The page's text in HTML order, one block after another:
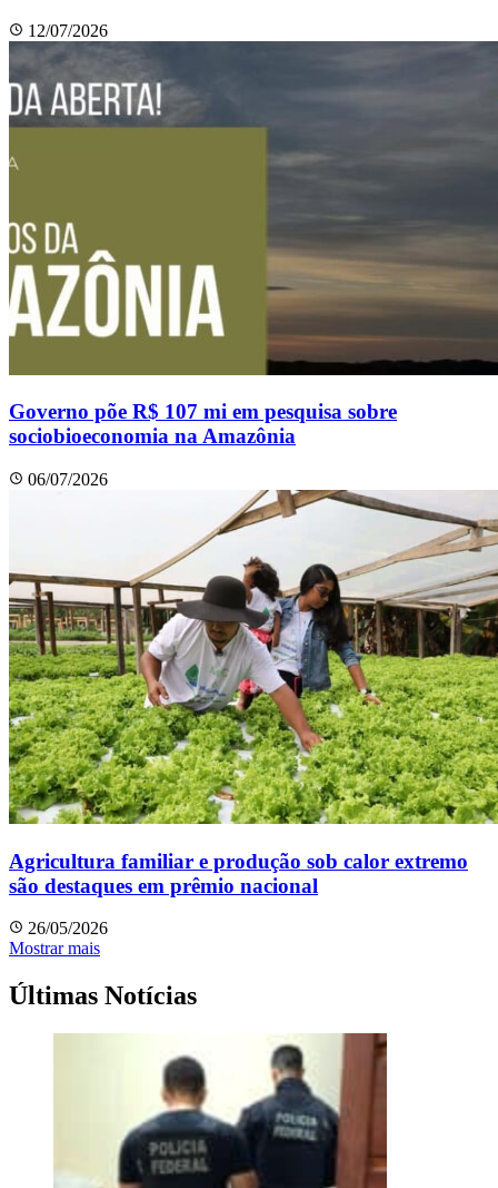
12/07/2026
Governo põe R$ 107 mi em pesquisa sobre
sociobioeconomia na Amazônia
06/07/2026
Agricultura familiar e produção sob calor extremo
são destaques em prêmio nacional
26/05/2026
Mostrar mais
Últimas Notícias